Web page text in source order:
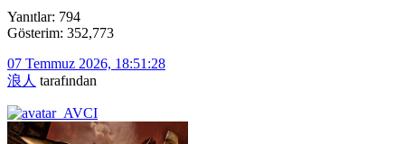
Yanıtlar: 794
Gösterim: 352,773
07 Temmuz 2026, 18:51:28
浪人 tarafından